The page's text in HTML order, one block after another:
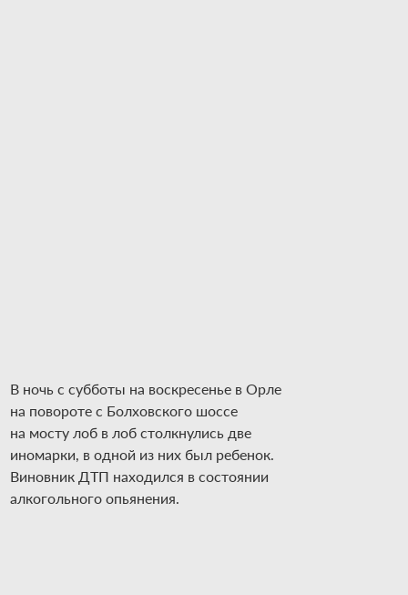
В ночь с субботы на воскресенье в Орле
на повороте с Болховского шоссе
на мосту лоб в лоб столкнулись две
иномарки, в одной из них был ребенок.
Виновник ДТП находился в состоянии
алкогольного опьянения.